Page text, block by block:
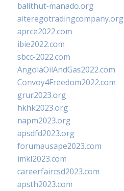
balithut-manado.org
alteregotradingcompany.org
aprce2022.com
ibie2022.com
sbcc-2022.com
AngolaOilAndGas2022.com
Convoy4Freedom2022.com
grur2023.org
hkhk2023.org
napm2023.org
apsdfd2023.org
forumausape2023.com
imkl2023.com
careerfaircsd2023.com
apsth2023.com